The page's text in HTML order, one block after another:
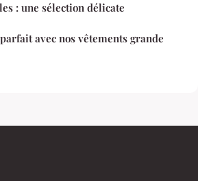
: une sélection délicate
avec nos vêtements grande